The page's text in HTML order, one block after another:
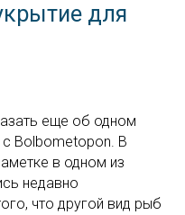
для
еще об одном
с Bolbometopon. В
в одном из
недавно
что другой вид рыб